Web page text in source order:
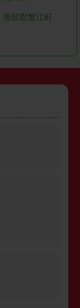
海部郡蟹江町